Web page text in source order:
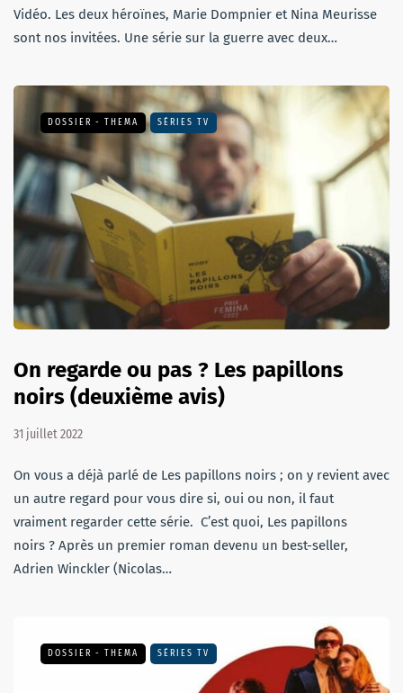
Vidéo. Les deux héroïnes, Marie Dompnier et Nina Meurisse
sont nos invitées. Une série sur la guerre avec deux…
DOSSIER - THEMA SÉRIES TV
On regarde ou pas ? Les papillons
noirs (deuxième avis)
31 juillet 2022
On vous a déjà parlé de Les papillons noirs ; on y revient avec
un autre regard pour vous dire si, oui ou non, il faut
vraiment regarder cette série. C’est quoi, Les papillons
noirs ? Après un premier roman devenu un best-seller,
Adrien Winckler (Nicolas…
DOSSIER - THEMA SÉRIES TV